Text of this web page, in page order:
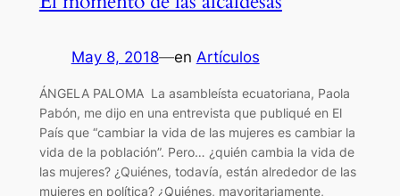
May 8, 2018—en Artículos
ÁNGELA PALOMA La asambleísta ecuatoriana, Paola
Pabón, me dijo en una entrevista que publiqué en El
País que “cambiar la vida de las mujeres es cambiar la
vida de la población”. Pero… ¿quién cambia la vida de
las mujeres? ¿Quiénes, todavía, están alrededor de las
mujeres en política? ¿Quiénes, mayoritariamente,